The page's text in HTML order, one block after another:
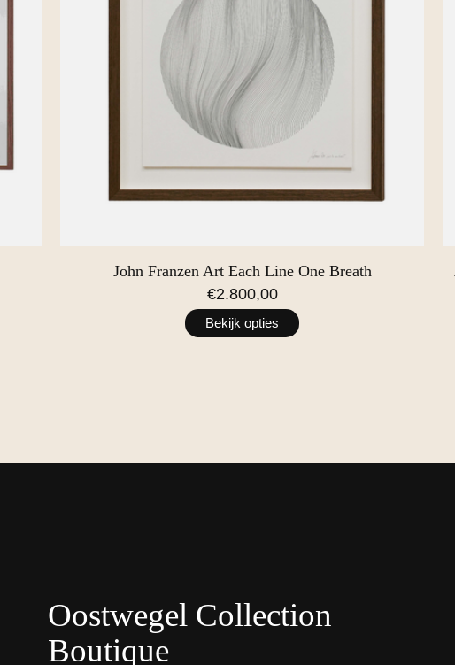
John Franzen Art Each Line One Breath
€2.800,00
Bekijk opties
Oostwegel Collection
Boutique